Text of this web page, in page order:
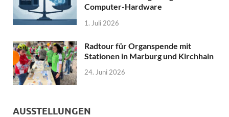
Computer-Hardware
1. Juli 2026
Radtour für Organspende mit
Stationen in Marburg und Kirchhain
24. Juni 2026
AUSSTELLUNGEN